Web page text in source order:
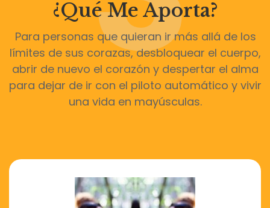
¿Qué Me Aporta?
Para personas que quieran ir más allá de los
límites de sus corazas, desbloquear el cuerpo,
abrir de nuevo el corazón y despertar el alma
para dejar de ir con el piloto automático y vivir
una vida en mayúsculas.